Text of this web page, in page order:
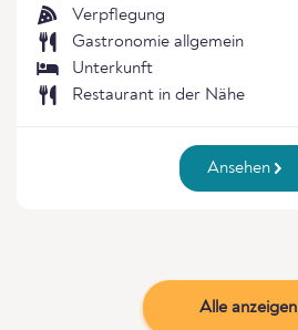
Verpflegung
Gastronomie allgemein
Unterkunft
Restaurant in der Nähe
Ansehen
Alle anzeigen